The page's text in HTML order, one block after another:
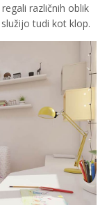
različnih oblik
tudi kot klop.